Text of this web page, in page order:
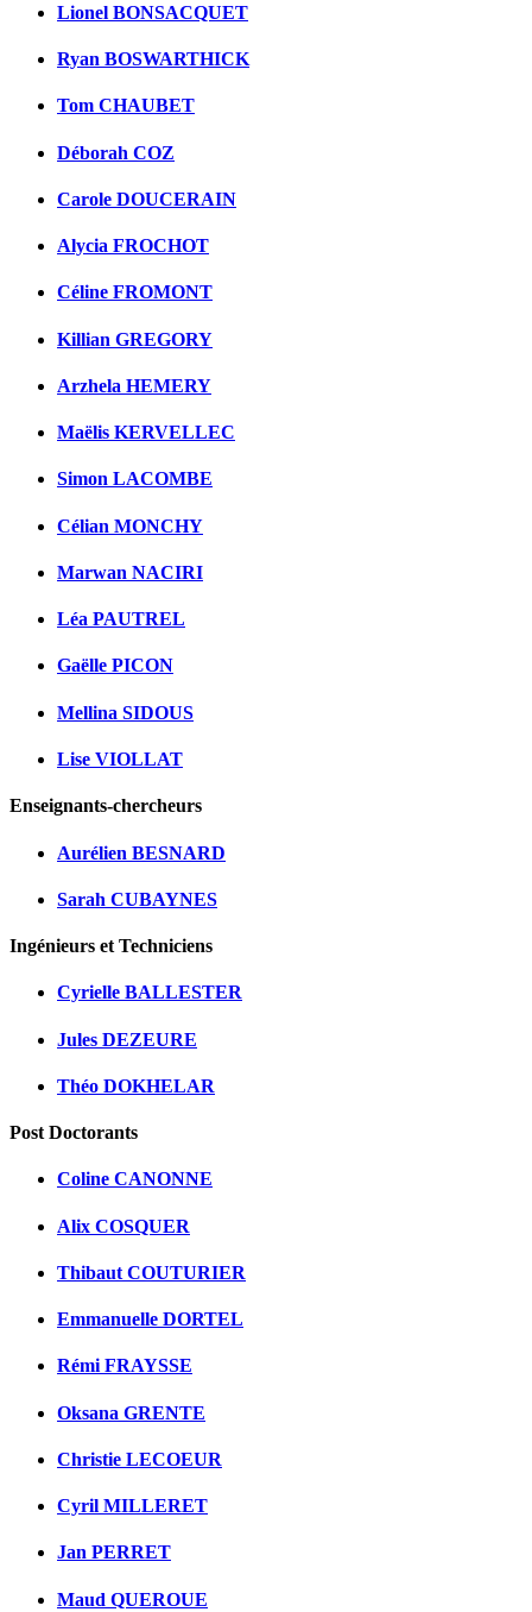
Lionel BONSACQUET
Ryan BOSWARTHICK
Tom CHAUBET
Déborah COZ
Carole DOUCERAIN
Alycia FROCHOT
Céline FROMONT
Killian GREGORY
Arzhela HEMERY
Maëlis KERVELLEC
Simon LACOMBE
Célian MONCHY
Marwan NACIRI
Léa PAUTREL
Gaëlle PICON
Mellina SIDOUS
Lise VIOLLAT
Enseignants-chercheurs
Aurélien BESNARD
Sarah CUBAYNES
Ingénieurs et Techniciens
Cyrielle BALLESTER
Jules DEZEURE
Théo DOKHELAR
Post Doctorants
Coline CANONNE
Alix COSQUER
Thibaut COUTURIER
Emmanuelle DORTEL
Rémi FRAYSSE
Oksana GRENTE
Christie LECOEUR
Cyril MILLERET
Jan PERRET
Maud QUEROUE